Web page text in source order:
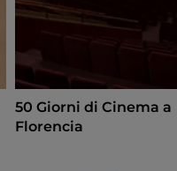
50 Giorni di Cinema a
Florencia